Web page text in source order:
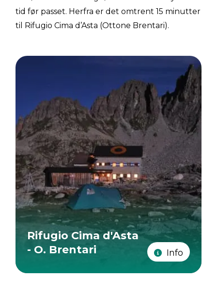
tid før passet. Herfra er det omtrent 15 minutter
til Rifugio Cima d’Asta (Ottone Brentari).
Rifugio Cima d'Asta
- O. Brentari
Info